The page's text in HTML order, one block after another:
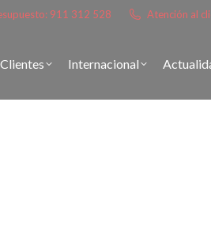
911 312 528 Atención al
Clientes Internacional